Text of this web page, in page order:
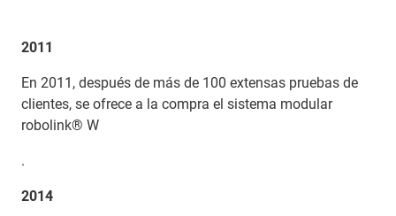
2011
En 2011, después de más de 100 extensas pruebas de
clientes, se ofrece a la compra el sistema modular
robolink® W
.
2014